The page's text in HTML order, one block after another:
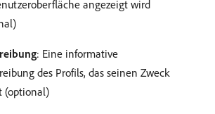
angezeigt wird
: Eine informative
des Profils, das seinen Zweck
(optional)